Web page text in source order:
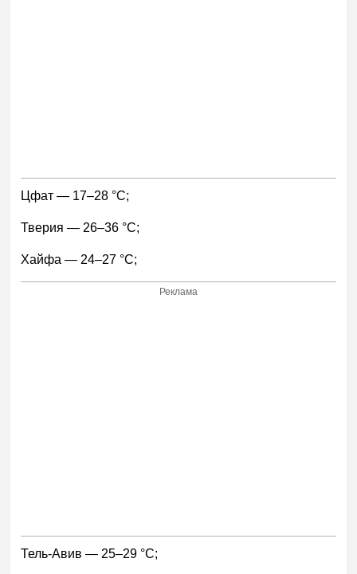
Цфат — 17–28 °С;
Тверия — 26–36 °С;
Хайфа — 24–27 °С;
Реклама
Тель-Авив — 25–29 °С;